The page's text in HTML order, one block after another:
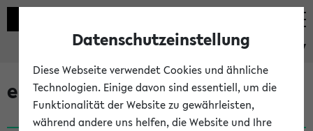
eKVV
eKVV News
Datenschutzeinstellung
Diese Webseite verwendet Cookies und ähnliche
Technologien. Einige davon sind essentiell, um die
Funktionalität der Website zu gewährleisten,
während andere uns helfen, die Website und Ihre